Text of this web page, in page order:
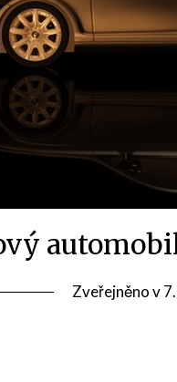
Zveřejněno v